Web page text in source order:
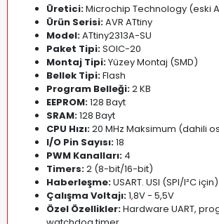
Üretici:Microchip Technology (eski
Ürün Serisi:AVR ATtiny
Model:ATtiny2313A-SU
Paket Tipi:SOIC-20
Montaj Tipi:Yüzey Montaj (SMD)
Bellek Tipi:Flash
Program Belleği:2 KB
EEPROM:128 Bayt
SRAM:128 Bayt
CPU Hızı:20 MHz Maksimum (dahili
I/O Pin Sayısı:18
PWM Kanalları: 4
Timers:2 (8-bit/16-bit)
Haberleşme:USART. USI (SPI/I²C için)
Çalışma Voltajı:1,8V - 5,5V
Özel Özellikler:Hardware UART,